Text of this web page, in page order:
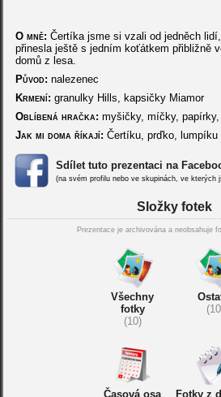
O mně: Čertíka jsme si vzali od jedněch
přinesla ještě s jedním koťátkem přibližně
domů z lesa.
Původ: nalezenec
Krmení: granulky Hills, kapsičky Miamor
Oblíbená hračka: myšičky, míčky,
Jak mi doma říkají: Čertíku, prďko, lumpíku
Sdílet tuto prezentaci na
(na svém profilu nebo ve skupinách, ve kterých
Složky fotek
Prezentace je archivována a neobsahuje
Všechny
fotky
(10)
Časová osa
Fotky z